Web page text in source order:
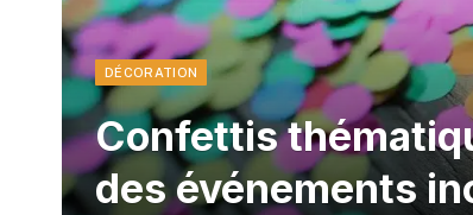
DÉCORATION
Confettis
des événements